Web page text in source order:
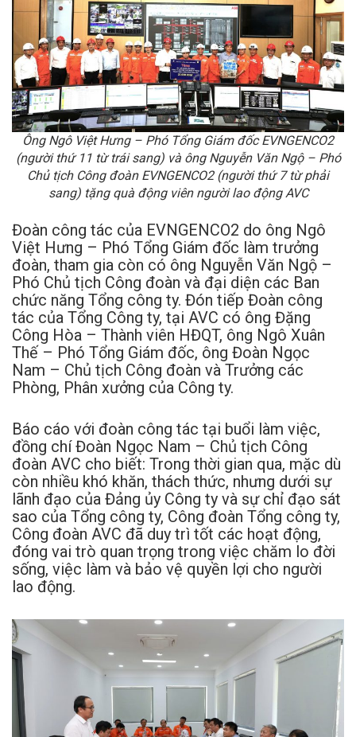
Ông Ngô Việt Hưng – Phó Tổng Giám đốc EVNGENCO2
(người thứ 11 từ trái sang) và ông Nguyễn Văn Ngộ – Phó
Chủ tịch Công đoàn EVNGENCO2 (người thứ 7 từ phải
sang) tặng quà động viên người lao động AVC
Đoàn công tác của EVNGENCO2 do ông Ngô
Việt Hưng – Phó Tổng Giám đốc làm trưởng
đoàn, tham gia còn có ông Nguyễn Văn Ngộ –
Phó Chủ tịch Công đoàn và đại diện các Ban
chức năng Tổng công ty. Đón tiếp Đoàn công
tác của Tổng Công ty, tại AVC có ông Đặng
Công Hòa – Thành viên HĐQT, ông Ngô Xuân
Thế – Phó Tổng Giám đốc, ông Đoàn Ngọc
Nam – Chủ tịch Công đoàn và Trưởng các
Phòng, Phân xưởng của Công ty.
Báo cáo với đoàn công tác tại buổi làm việc,
đồng chí Đoàn Ngọc Nam – Chủ tịch Công
đoàn AVC cho biết: Trong thời gian qua, mặc dù
còn nhiều khó khăn, thách thức, nhưng dưới sự
lãnh đạo của Đảng ủy Công ty và sự chỉ đạo sát
sao của Tổng công ty, Công đoàn Tổng công ty,
Công đoàn AVC đã duy trì tốt các hoạt động,
đóng vai trò quan trọng trong việc chăm lo đời
sống, việc làm và bảo vệ quyền lợi cho người
lao động.